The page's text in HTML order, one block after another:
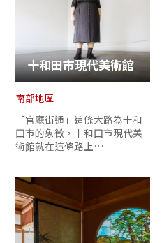
十和田市現代美術館
南部地區
「官廳街通」這條大路為十和
田市的象徵，十和田市現代美
術館就在這條路上…